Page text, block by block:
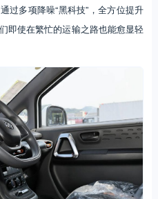
过多项降噪“黑科技”，全方位提升
即使在繁忙的运输之路也能愈显轻